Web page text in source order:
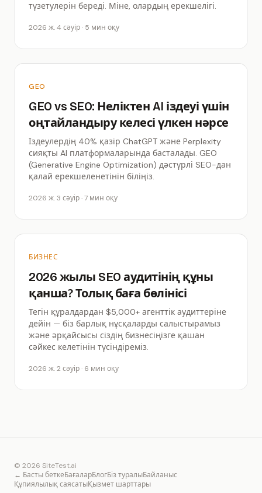
түзетулерін береді. Міне, олардың ерекшелігі.
2026 ж. 4 сәуір · 5 мин оқу
GEO
GEO vs SEO: Неліктен AI іздеуі үшін
оңтайландыру келесі үлкен нәрсе
Іздеулердің 40% қазір ChatGPT және Perplexity
сияқты AI платформаларында басталады. GEO
(Generative Engine Optimization) дәстүрлі SEO-дан
қалай ерекшеленетінін біліңіз.
2026 ж. 3 сәуір · 7 мин оқу
БИЗНЕС
2026 жылы SEO аудитінің құны
қанша? Толық баға бөлінісі
Тегін құралдардан $5,000+ агенттік аудиттеріне
дейін — біз барлық нұсқаларды салыстырамыз
және әрқайсысы сіздің бизнесіңізге қашан
сәйкес келетінін түсіндіреміз.
2026 ж. 2 сәуір · 6 мин оқу
© 2026 SiteTest.ai
← Басты беткеБағаларБлогБіз туралыБайланыс
Құпиялылық саясатыҚызмет шарттары